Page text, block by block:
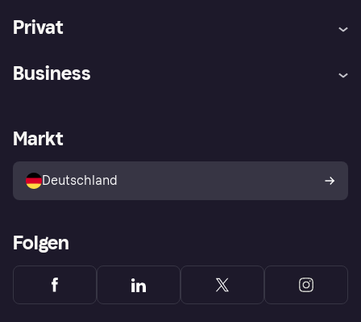
Privat
Klarna App
Shops entdecken
Käuferschutzrichtlinie
Dein Widerrufsrecht
Business
Händlerportal
Markt
Deutschland
Folgen